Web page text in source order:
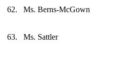
62. Ms. Berns-McGown
63. Ms. Sattler